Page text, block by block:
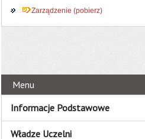
Zarządzenie (pobierz)
Menu
Informacje Podstawowe
Władze Uczelni